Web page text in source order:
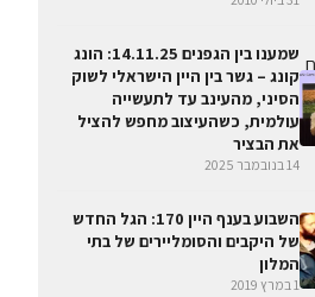
שמענו בין הגפנים 14.11.25: הונג
קונג – גשר בין היין הישראלי לשוק
הסיני, מהעינב עד לתעשייה
עולמית, כשהעיצוב מחפש להציל
את הבציר
14 בנובמבר 2025
השבוע בענף היין 170: הגל החדש
של היקבים והסומליירים של בתי
המלון
1 במרץ 2019